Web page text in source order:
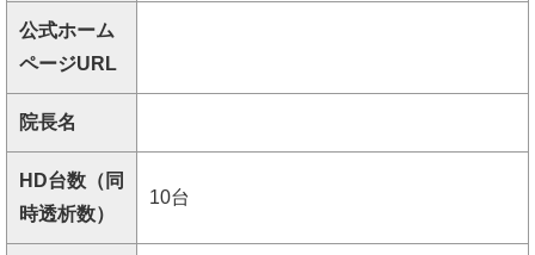
公式ホーム
ページURL
院長名
HD台数（同
時透析数）
10台